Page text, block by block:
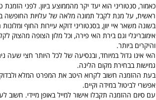
כאמור, סנטוריני הוא יעד יקר מהממוצע ביוון. לפני
ראשית, על מנת לקבל תמונה מלאה של עלויות החופשה
בשונה משאר איי יוון, בסנטוריני דוקא עיירות החוף
אימובריגלי וגם בירת האי פירה, וכל מלון הצופה
והיקרים ביותר.
האי אינו גדול במיוחד, ובנסיעה של לכל היותר חצי שעה
גמישות בבחירת מקום הלינה.
בעת ההזמנה חשוב לקרוא היטב את המפרט המלא
אפשרי לביטול במידה וקיים.
עם סיום ההזמנה תקבלו אישור למייל באופן מיידי.